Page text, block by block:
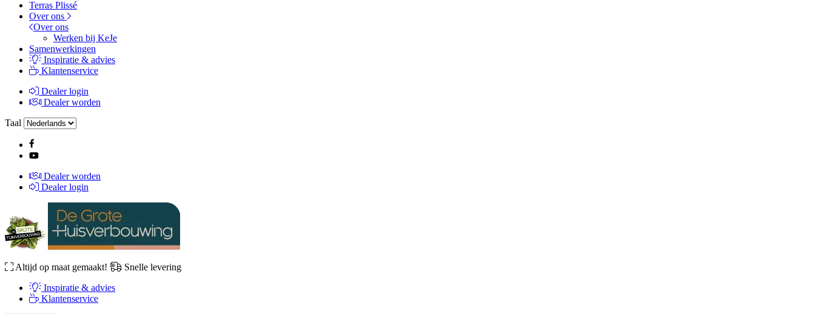
Terras Plissé
Over ons
Over ons
Werken bij KeJe
Samenwerkingen
Inspiratie & advies
Klantenservice
Dealer login
Dealer worden
Taal
Dealer worden
Dealer login
Altijd op maat gemaakt!
Snelle levering
Inspiratie & advies
Klantenservice